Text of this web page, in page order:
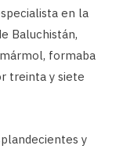
en la
Baluchistán,
formaba
treinta y siete
y